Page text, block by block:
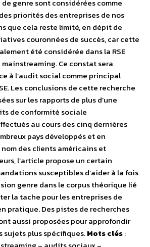
genre sont considérées comme
priorités des entreprises de nos
que cela reste limité, en dépit de
couronnées de succès, car cette
été considérée dans la RSE
Ce constat sera
à l’audit social comme principal
Les conclusions de cette recherche
sur les rapports de plus d’une
de conformité sociale
au cours des cinq dernières
pays développés et en
des clients américains et
l’article propose un certain
susceptibles d’aider à la fois
genre dans le corpus théorique lié
la tache pour les entreprises de
pratique. Des pistes de recherches
aussi proposées pour approfondir
sujets plus spécifiques.Mots clés: